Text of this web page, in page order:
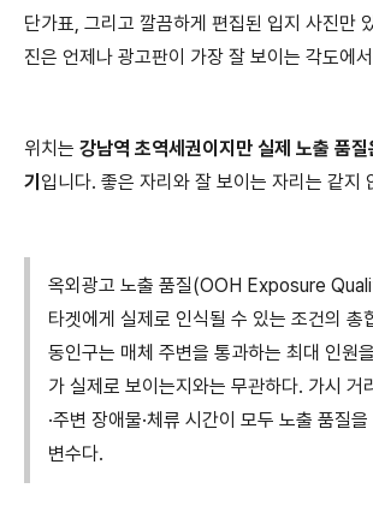
단가표, 그리고 깔끔하게 편집된 입지 사진만
진은 언제나 광고판이 가장 잘 보이는 각도에
위치는 강남역 초역세권이지만 실제 노출 품
기 입니다. 좋은 자리와 잘 보이는 자리는 같지
옥외광고 노출 품질(OOH Exposure
타겟에게 실제로 인식될 수 있는 조건의 총
동인구는 매체 주변을 통과하는 최대 인원
가 실제로 보이는지와는 무관하다. 가시 거
·주변 장애물·체류 시간이 모두 노출 품질
변수다.